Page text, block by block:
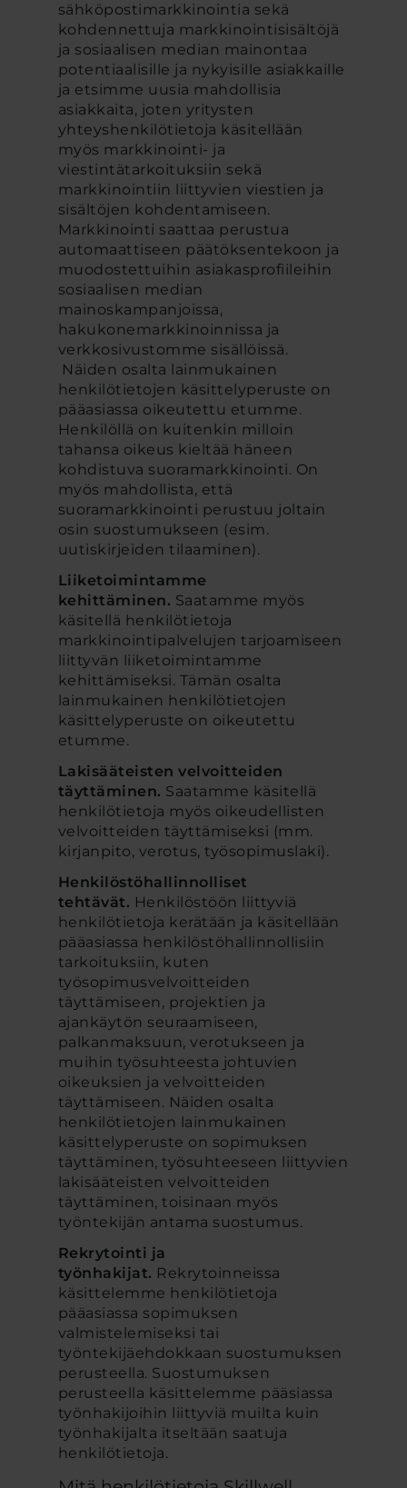
sähköpostimarkkinointia sekä
kohdennettuja markkinointisisältöjä
ja sosiaalisen median mainontaa
potentiaalisille ja nykyisille asiakkaille
ja etsimme uusia mahdollisia
asiakkaita, joten yritysten
yhteyshenkilötietoja käsitellään
myös markkinointi- ja
viestintätarkoituksiin sekä
markkinointiin liittyvien viestien ja
sisältöjen kohdentamiseen.
Markkinointi saattaa perustua
automaattiseen päätöksentekoon ja
muodostettuihin asiakasprofiileihin
sosiaalisen median
mainoskampanjoissa,
hakukonemarkkinoinnissa ja
verkkosivustomme sisällöissä.
Näiden osalta lainmukainen
henkilötietojen käsittelyperuste on
pääasiassa oikeutettu etumme.
Henkilöllä on kuitenkin milloin
tahansa oikeus kieltää häneen
kohdistuva suoramarkkinointi. On
myös mahdollista, että
suoramarkkinointi perustuu joltain
osin suostumukseen (esim.
uutiskirjeiden tilaaminen).
Liiketoimintamme
kehittäminen. Saatamme myös
käsitellä henkilötietoja
markkinointipalvelujen tarjoamiseen
liittyvän liiketoimintamme
kehittämiseksi. Tämän osalta
lainmukainen henkilötietojen
käsittelyperuste on oikeutettu
etumme.
Lakisääteisten velvoitteiden
täyttäminen. Saatamme käsitellä
henkilötietoja myös oikeudellisten
velvoitteiden täyttämiseksi (mm.
kirjanpito, verotus, työsopimuslaki).
Henkilöstöhallinnolliset
tehtävät. Henkilöstöön liittyviä
henkilötietoja kerätään ja käsitellään
pääasiassa henkilöstöhallinnollisiin
tarkoituksiin, kuten
työsopimusvelvoitteiden
täyttämiseen, projektien ja
ajankäytön seuraamiseen,
palkanmaksuun, verotukseen ja
muihin työsuhteesta johtuvien
oikeuksien ja velvoitteiden
täyttämiseen. Näiden osalta
henkilötietojen lainmukainen
käsittelyperuste on sopimuksen
täyttäminen, työsuhteeseen liittyvien
lakisääteisten velvoitteiden
täyttäminen, toisinaan myös
työntekijän antama suostumus.
Rekrytointi ja
työnhakijat. Rekrytoinneissa
käsittelemme henkilötietoja
pääasiassa sopimuksen
valmistelemiseksi tai
työntekijäehdokkaan suostumuksen
perusteella. Suostumuksen
perusteella käsittelemme pääsiassa
työnhakijoihin liittyviä muilta kuin
työnhakijalta itseltään saatuja
henkilötietoja.